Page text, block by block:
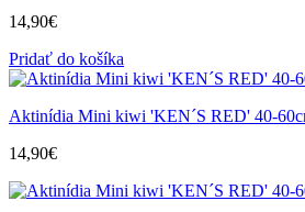
14,90€
Pridať do košíka
Aktinídia Mini kiwi 'KEN´S RED' 40-
14,90€